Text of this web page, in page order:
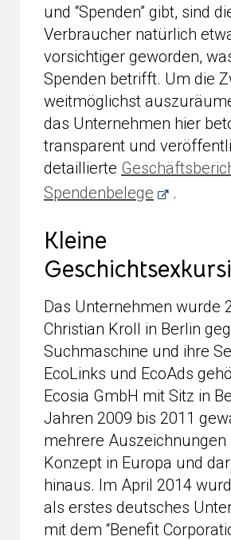
und “Spenden” gibt, sind
Verbraucher natürlich
vorsichtiger geworden,
Spenden betrifft. Um die
weitmöglichst
das Unternehmen hier
transparent und
detaillierte
Spendenbelege
.
Kleine
Das Unternehmen wurde
Christian Kroll in Berlin
Suchmaschine und ihre
EcoLinks und EcoAds
Ecosia GmbH mit Sitz in
Jahren 2009 bis 2011
mehrere Auszeichnungen
Konzept in Europa und
hinaus. Im April 2014
als erstes deutsches
mit dem “Benefit